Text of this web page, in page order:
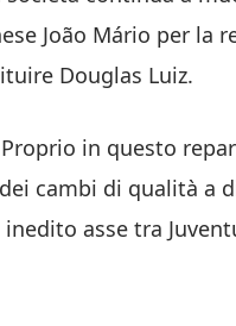
João Mário per la
Douglas Luiz.
in questo
cambi di qualità a
asse tra